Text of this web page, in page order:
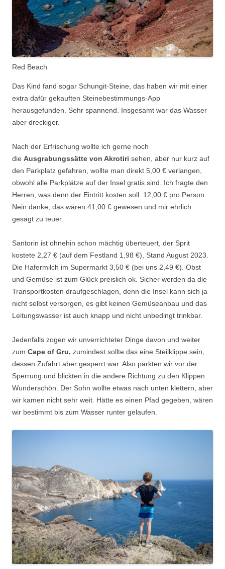
Red Beach
Das Kind fand sogar Schungit-Steine, das haben wir mit einer
extra dafür gekauften Steinebestimmungs-App
herausgefunden. Sehr spannend. Insgesamt war das Wasser
aber dreckiger.
Nach der Erfrischung wollte ich gerne noch
die Ausgrabungssätte von Akrotiri sehen, aber nur kurz auf
den Parkplatz gefahren, wollte man direkt 5,00 € verlangen,
obwohl alle Parkplätze auf der Insel gratis sind. Ich fragte den
Herren, was denn der Eintritt kosten soll. 12,00 € pro Person.
Nein danke, das wären 41,00 € gewesen und mir ehrlich
gesagt zu teuer.
Santorin ist ohnehin schon mächtig überteuert, der Sprit
kostete 2,27 € (auf dem Festland 1,98 €), Stand August 2023.
Die Hafermilch im Supermarkt 3,50 € (bei uns 2,49 €). Obst
und Gemüse ist zum Glück preislich ok. Sicher werden da die
Transportkosten draufgeschlagen, denn die Insel kann sich ja
nicht selbst versorgen, es gibt keinen Gemüseanbau und das
Leitungswasser ist auch knapp und nicht unbedingt trinkbar.
Jedenfalls zogen wir unverrichteter Dinge davon und weiter
zum Cape of Gru, zumindest sollte das eine Steilklippe sein,
dessen Zufahrt aber gesperrt war. Also parkten wir vor der
Sperrung und blickten in die andere Richtung zu den Klippen.
Wunderschön. Der Sohn wollte etwas nach unten klettern, aber
wir kamen nicht sehr weit. Hätte es einen Pfad gegeben, wären
wir bestimmt bis zum Wasser runter gelaufen.